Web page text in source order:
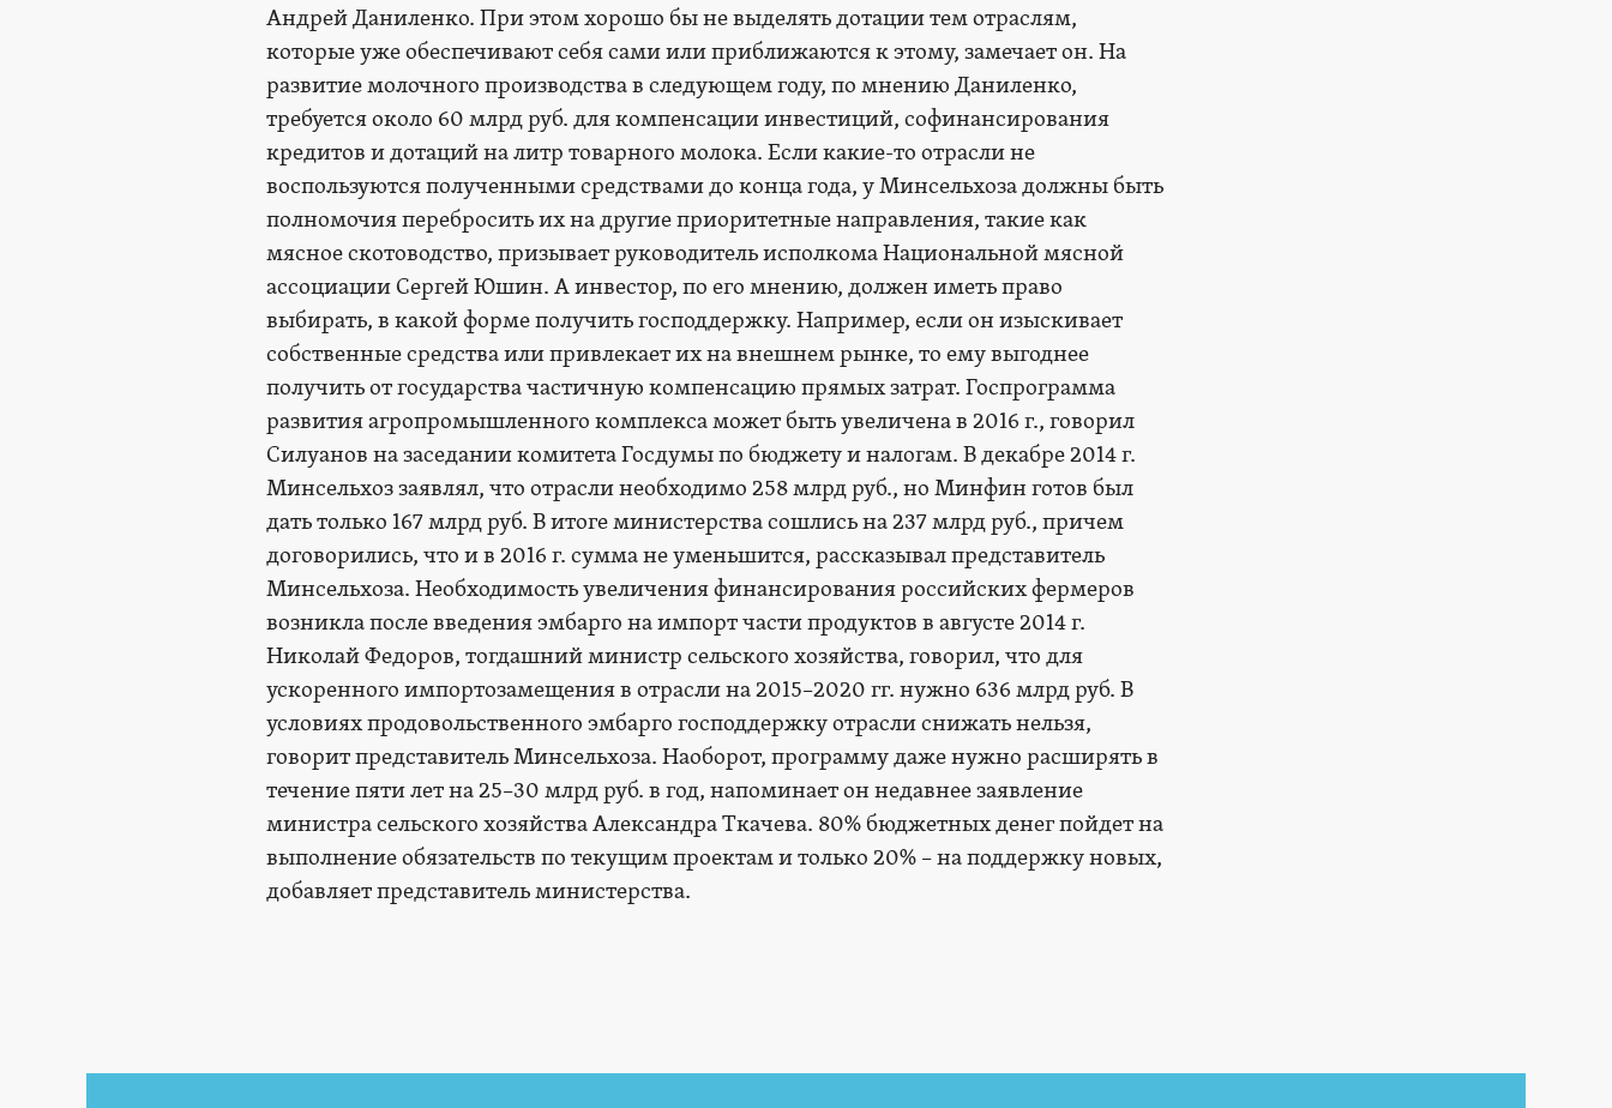
Андрей Даниленко. При этом хорошо бы не выделять дотации тем отраслям,
которые уже обеспечивают себя сами или приближаются к этому, замечает он. На
развитие молочного производства в следующем году, по мнению Даниленко,
требуется около 60 млрд руб. для компенсации инвестиций, софинансирования
кредитов и дотаций на литр товарного молока. Если какие-то отрасли не
воспользуются полученными средствами до конца года, у Минсельхоза должны быть
полномочия перебросить их на другие приоритетные направления, такие как
мясное скотоводство, призывает руководитель исполкома Национальной мясной
ассоциации Сергей Юшин. А инвестор, по его мнению, должен иметь право
выбирать, в какой форме получить господдержку. Например, если он изыскивает
собственные средства или привлекает их на внешнем рынке, то ему выгоднее
получить от государства частичную компенсацию прямых затрат. Госпрограмма
развития агропромышленного комплекса может быть увеличена в 2016 г., говорил
Силуанов на заседании комитета Госдумы по бюджету и налогам. В декабре 2014 г.
Минсельхоз заявлял, что отрасли необходимо 258 млрд руб., но Минфин готов был
дать только 167 млрд руб. В итоге министерства сошлись на 237 млрд руб., причем
договорились, что и в 2016 г. сумма не уменьшится, рассказывал представитель
Минсельхоза. Необходимость увеличения финансирования российских фермеров
возникла после введения эмбарго на импорт части продуктов в августе 2014 г.
Николай Федоров, тогдашний министр сельского хозяйства, говорил, что для
ускоренного импортозамещения в отрасли на 2015–2020 гг. нужно 636 млрд руб. В
условиях продовольственного эмбарго господдержку отрасли снижать нельзя,
говорит представитель Минсельхоза. Наоборот, программу даже нужно расширять в
течение пяти лет на 25–30 млрд руб. в год, напоминает он недавнее заявление
министра сельского хозяйства Александра Ткачева. 80% бюджетных денег пойдет на
выполнение обязательств по текущим проектам и только 20% – на поддержку новых,
добавляет представитель министерства.